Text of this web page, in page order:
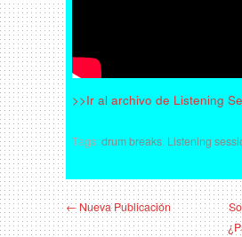
>>Ir al archivo de Listening
Tags:drum breaks, Listening
← Nueva Publicación